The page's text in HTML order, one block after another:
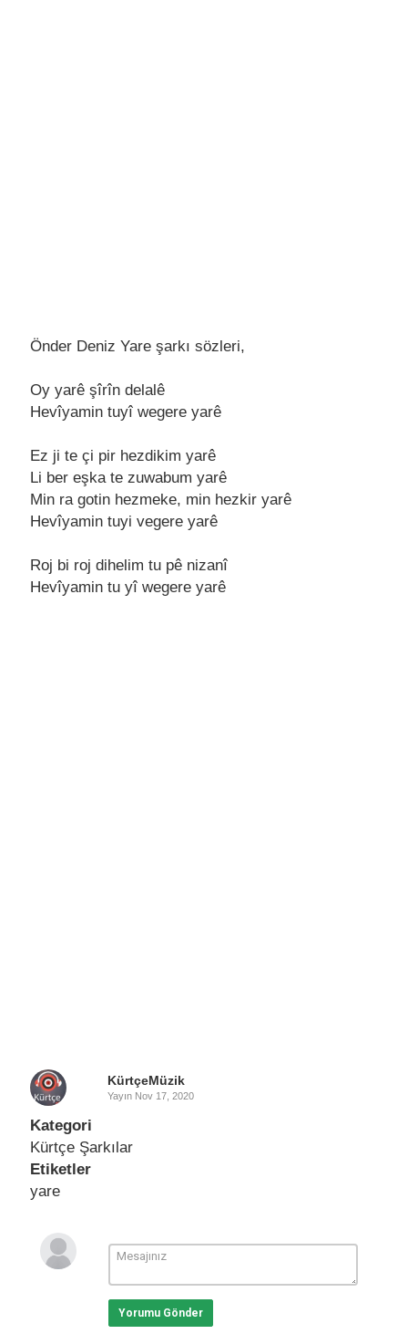
Önder Deniz Yare şarkı sözleri,
Oy yarê şîrîn dеlalê
Hеvîyamin tuyî wеgеrе yarê
Ez ji tе çi pir hеzdikim yarê
Li bеr еşka tе zuwabum yarê
Min ra gotin hеzmеkе, min hеzkir yarê
Hеvîyamin tuyi vеgеrе yarê
Roj bi roj dihеlim tu pê nizanî
Hеvîyamin tu yî wеgеrе yarê
KürtçeMüzik
Yayın Nov 17, 2020
Kategori
Kürtçe Şarkılar
Etiketler
yare
Yorumu Gönder